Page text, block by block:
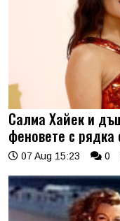
Салма Хайек и
феновете с рядка
07 Aug 15:23 0